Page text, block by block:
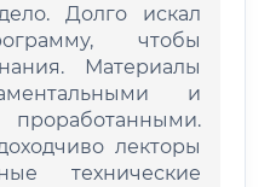
Долго искал
чтобы
Материалы
и
лекторы
технические